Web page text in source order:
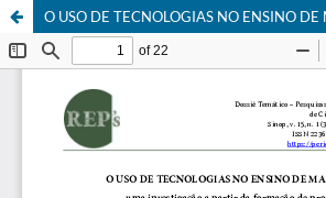
O USO DE TECNOLOGIAS NO ENSINO